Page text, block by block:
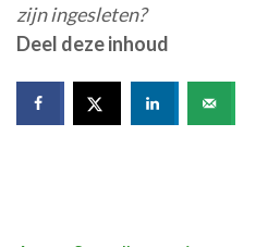
zijn ingesleten?
Deel deze inhoud